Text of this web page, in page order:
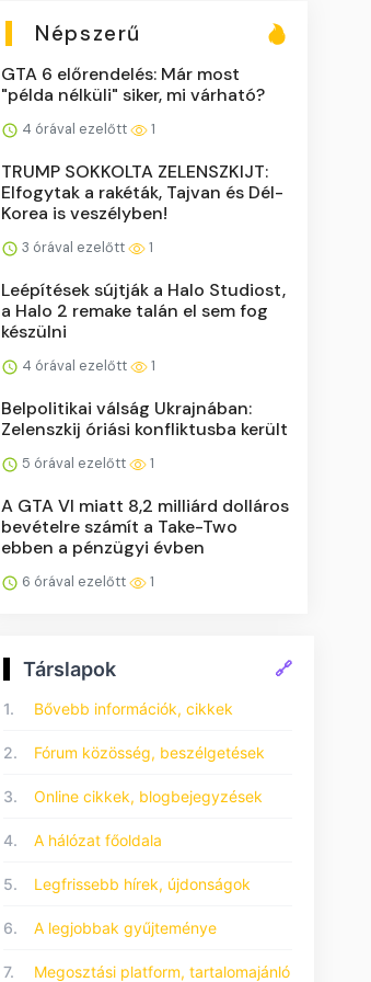
Népszerű
GTA 6 előrendelés: Már most
"példa nélküli" siker, mi várható?
4 órával ezelőtt 1
TRUMP SOKKOLTA ZELENSZKIJT:
Elfogytak a rakéták, Tajvan és Dél-
Korea is veszélyben!
3 órával ezelőtt 1
Leépítések sújtják a Halo Studiost,
a Halo 2 remake talán el sem fog
készülni
4 órával ezelőtt 1
Belpolitikai válság Ukrajnában:
Zelenszkij óriási konfliktusba került
5 órával ezelőtt 1
A GTA VI miatt 8,2 milliárd dolláros
bevételre számít a Take-Two
ebben a pénzügyi évben
6 órával ezelőtt 1
Társlapok 🔗
1. Bővebb információk, cikkek
2. Fórum közösség, beszélgetések
3. Online cikkek, blogbejegyzések
4. A hálózat főoldala
5. Legfrissebb hírek, újdonságok
6. A legjobbak gyűjteménye
7. Megosztási platform, tartalomajánló